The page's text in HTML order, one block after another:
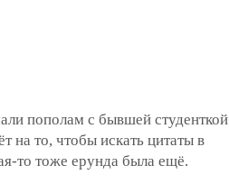
пополам с бывшей студенткой
на то, чтобы искать цитаты в
то тоже ерунда была ещё.